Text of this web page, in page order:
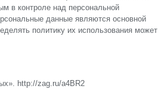
в контроле над персональной
данные являются основной
политику их использования может
http://zag.ru/a4BR2